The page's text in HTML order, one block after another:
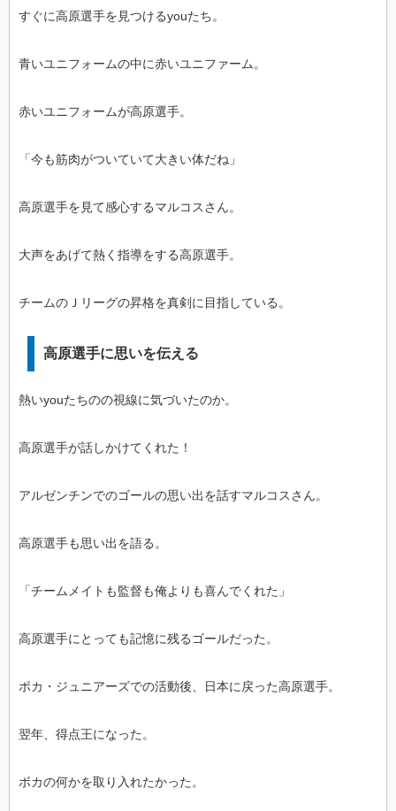
すぐに高原選手を見つけるyouたち。
青いユニフォームの中に赤いユニファーム。
赤いユニフォームが高原選手。
「今も筋肉がついていて大きい体だね」
高原選手を見て感心するマルコスさん。
大声をあげて熱く指導をする高原選手。
チームのＪリーグの昇格を真剣に目指している。
高原選手に思いを伝える
熱いyouたちのの視線に気づいたのか。
高原選手が話しかけてくれた！
アルゼンチンでのゴールの思い出を話すマルコスさん。
高原選手も思い出を語る。
「チームメイトも監督も俺よりも喜んでくれた」
高原選手にとっても記憶に残るゴールだった。
ボカ・ジュニアーズでの活動後、日本に戻った高原選手。
翌年、得点王になった。
ボカの何かを取り入れたかった。